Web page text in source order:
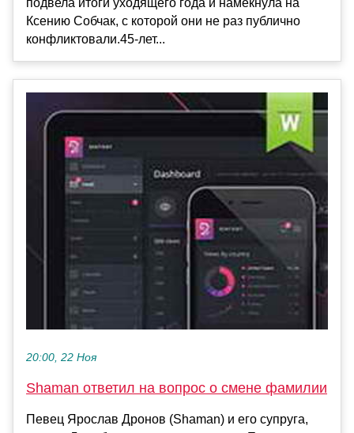
подвела итоги уходящего года и намекнула на
Ксению Собчак, с которой они не раз публично
конфликтовали.45-лет...
20:00, 22 Ноя
Shaman ответил на вопрос о смене фамилии
Певец Ярослав Дронов (Shaman) и его супруга,